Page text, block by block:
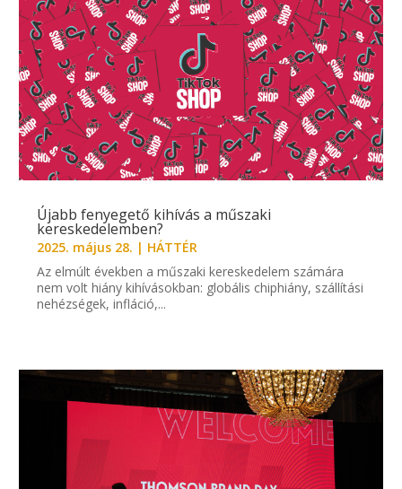
Újabb fenyegető kihívás a műszaki
kereskedelemben?
2025. május 28. | HÁTTÉR
Az elmúlt években a műszaki kereskedelem számára
nem volt hiány kihívásokban: globális chiphiány, szállítási
nehézségek, infláció,...